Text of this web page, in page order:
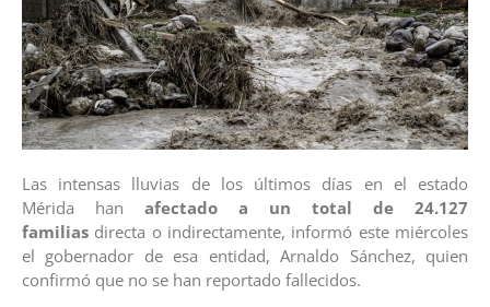
Las intensas lluvias de los últimos días en el estado
Mérida han afectado a un total de 24.127
familias directa o indirectamente, informó este miércoles
el gobernador de esa entidad, Arnaldo Sánchez, quien
confirmó que no se han reportado fallecidos.